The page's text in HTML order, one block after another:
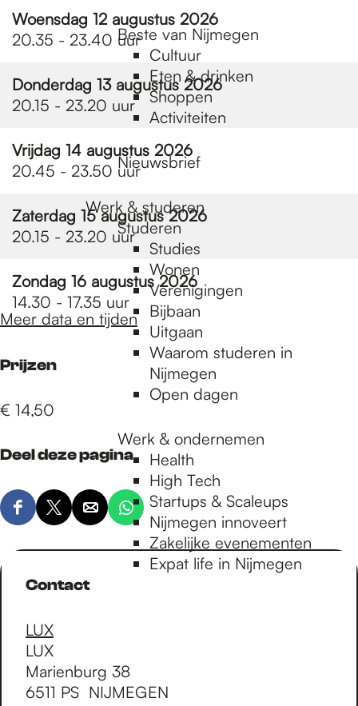
Beste van Nijmegen
Cultuur
Eten & drinken
Shoppen
Activiteiten
Nieuwsbrief
Werk & studeren
Studeren
Studies
Wonen
Verenigingen
Bijbaan
Uitgaan
Waarom studeren in
Nijmegen
Open dagen
Werk & ondernemen
Health
High Tech
Startups & Scaleups
Nijmegen innoveert
Zakelijke evenementen
Expat life in Nijmegen
Woensdag 12 augustus 2026
20.35 - 23.40 uur
Donderdag 13 augustus 2026
20.15 - 23.20 uur
Vrijdag 14 augustus 2026
20.45 - 23.50 uur
Zaterdag 15 augustus 2026
20.15 - 23.20 uur
Zondag 16 augustus 2026
14.30 - 17.35 uur
Meer data en tijden
Prijzen
€ 14,50
Deel deze pagina
D
e
D
e
l
e
z
e
p
D
e
l
p
D
e
e
p
Contact
LUX
LUX
Marienburg 38
6511 PS NIJMEGEN